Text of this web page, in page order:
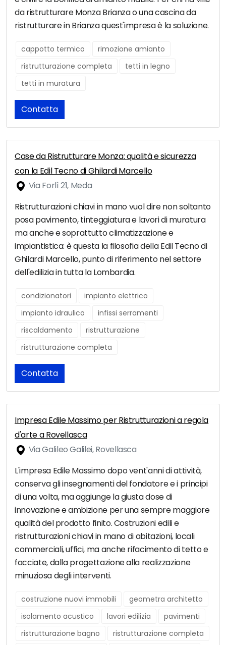
da ristrutturare Monza Brianza o una cascina da
ristrutturare in Brianza quest'impresa è la soluzione.
cappotto termico
rimozione amianto
ristrutturazione completa
tetti in legno
tetti in muratura
Contatta
Case da Ristrutturare Monza: qualità e sicurezza
con la Edil Tecno di Ghilardi Marcello
Via Forlì 21, Meda
Ristrutturazioni chiavi in mano vuol dire non soltanto
posa pavimento, tinteggiatura e lavori di muratura
ma anche e soprattutto climatizzazione e
impiantistica: è questa la filosofia della Edil Tecno di
Ghilardi Marcello, punto di riferimento nel settore
dell'edilizia in tutta la Lombardia.
condizionatori
impianto elettrico
impianto idraulico
infissi serramenti
riscaldamento
ristrutturazione
ristrutturazione completa
Contatta
Impresa Edile Massimo per Ristrutturazioni a regola
d'arte a Rovellasca
Via Galileo Galilei, Rovellasca
L'impresa Edile Massimo dopo vent'anni di attività,
conserva gli insegnamenti del fondatore e i principi
di una volta, ma aggiunge la giusta dose di
innovazione e ambizione per una sempre maggiore
qualità del prodotto finito. Costruzioni edili e
ristrutturazioni chiavi in mano di abitazioni, locali
commerciali, uffici, ma anche rifacimento di tetto e
facciate, dalla progettazione alla realizzazione
minuziosa degli interventi.
costruzione nuovi immobili
geometra architetto
isolamento acustico
lavori edilizia
pavimenti
ristrutturazione bagno
ristrutturazione completa